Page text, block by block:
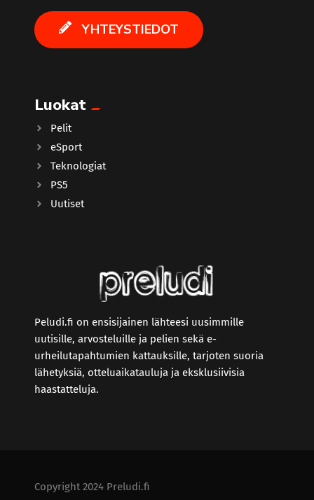
YHTEYSTIEDOT
Luokat
Pelit
eSport
Teknologiat
PS5
Uutiset
Peludi.fi on ensisijainen lähteesi uusimmille
uutisille, arvosteluille ja pelien sekä e-
urheilutapahtumien kattauksille, tarjoten suoria
lähetyksiä, otteluaikatauluja ja eksklusiivisia
haastatteluja.
Copyright 2024 Preludi.fi